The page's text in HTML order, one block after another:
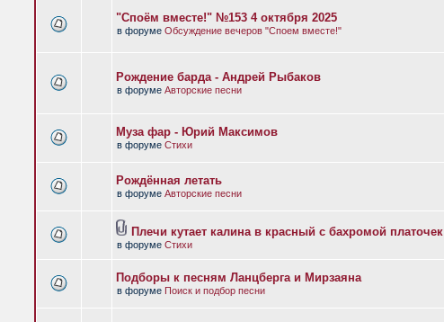
"Споём вместе!" №153 4 октября 2025
в форуме Обсуждение вечеров "Споем вместе!"
Рождение барда - Андрей Рыбаков
в форуме Авторские песни
Муза фар - Юрий Максимов
в форуме Стихи
Рождённая летать
в форуме Авторские песни
Плечи кутает калина в красный с бахромой платочек
в форуме Стихи
Подборы к песням Ланцберга и Мирзаяна
в форуме Поиск и подбор песни